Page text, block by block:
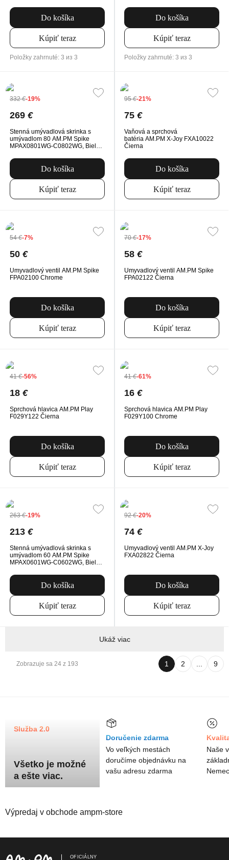
splachovanie
Do košíka
Kúpiť teraz
Položky zahrnuté: 3 из 3
na splachovanie
Do košíka
Kúpiť teraz
Položky zahrnuté: 3 из 3
332€-19%
269 €
Stenná umývadlová skrinka s
umývadlom 80 AM.PM Spike
MPAX0801WG-C0802WG, Biela
Do košíka
Kúpiť teraz
95€-21%
75 €
Vaňová a sprchová
batéria AM.PM X-Joy FXA10022
Čierna
Do košíka
Kúpiť teraz
54€-7%
50 €
Umyvadlový ventil AM.PM Spike
FPA02100 Chrome
Do košíka
Kúpiť teraz
70€-17%
58 €
Umyvadlový ventil AM.PM Spike
FPA02122 Čierna
Do košíka
Kúpiť teraz
41€-56%
18 €
Sprchová hlavica AM.PM Play
F029Y122 Čierna
Do košíka
Kúpiť teraz
41€-61%
16 €
Sprchová hlavica AM.PM Play
F029Y100 Chrome
Do košíka
Kúpiť teraz
263€-19%
213 €
Stenná umývadlová skrinka s
umývadlom 60 AM.PM Spike
MPAX0601WG-C0602WG, Biela
Do košíka
Kúpiť teraz
92€-20%
74 €
Umyvadlový ventil AM.PM X-Joy
FXA02822 Čierna
Do košíka
Kúpiť teraz
Ukáž viac
Zobrazuje sa 24 z 193 1 2 9
Služba 2.0
Všetko je možné
a ešte viac.
Doručenie zdarma
Vo veľkých mestách
doručíme objednávku na
vašu adresu zdarma
Naše
Výpredaj v obchode ampm-store
OFICIÁLNY